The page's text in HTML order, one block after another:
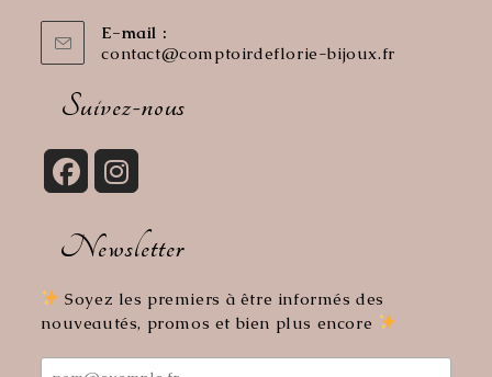
E-mail :
contact@comptoirdeflorie-bijoux.frS’ouvre
Suivez-nous
un
onglet
un
onglet
Newsletter
Soyez les premiers à être informés des
nouveautés, promos et bien plus encore